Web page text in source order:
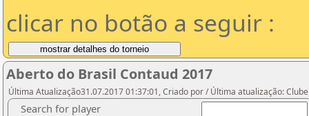
clicar no botão a seguir :
Aberto do Brasil Contaud 2017
Última Atualização31.07.2017 01:37:01, Criado por / Última atualização:
Search for player